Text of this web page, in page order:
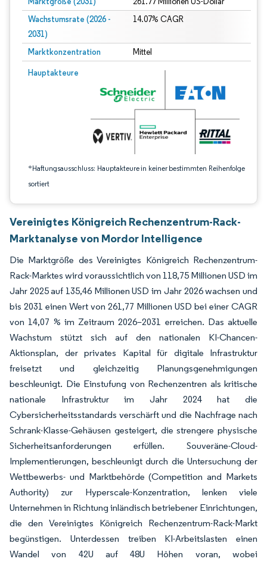
Wachstumsrate (2026 -
2031)
14.07% CAGR
Marktkonzentration Mittel
Hauptakteure
*Haftungsausschluss: Hauptakteure in keiner bestimmten Reihenfolge
sortiert
Bild © Mordor Intelligence. Wiederverwendung erfordert Namensnennung
Vereinigtes Königreich Rechenzentrum-Rack-
Marktanalyse von Mordor Intelligence
Die Marktgröße des Vereinigtes Königreich Rechenzentrum-
Rack-Marktes wird voraussichtlich von 118,75 Millionen USD im
Jahr 2025 auf 135,46 Millionen USD im Jahr 2026 wachsen und
bis 2031 einen Wert von 261,77 Millionen USD bei einer CAGR
von 14,07 % im Zeitraum 2026–2031 erreichen. Das aktuelle
Wachstum stützt sich auf den nationalen KI-Chancen-
Aktionsplan, der privates Kapital für digitale Infrastruktur
freisetzt und gleichzeitig Planungsgenehmigungen
beschleunigt. Die Einstufung von Rechenzentren als kritische
nationale Infrastruktur im Jahr 2024 hat die
Cybersicherheitsstandards verschärft und die Nachfrage nach
Schrank-Klasse-Gehäusen gesteigert, die strengere physische
Sicherheitsanforderungen erfüllen. Souveräne-Cloud-
Implementierungen, beschleunigt durch die Untersuchung der
Wettbewerbs- und Marktbehörde (Competition and Markets
Authority) zur Hyperscale-Konzentration, lenken viele
Unternehmen in Richtung inländisch betriebener Einrichtungen,
die den Vereinigtes Königreich Rechenzentrum-Rack-Markt
begünstigen. Unterdessen treiben KI-Arbeitslasten einen
Wandel von 42U auf 48U Höhen voran, wobei